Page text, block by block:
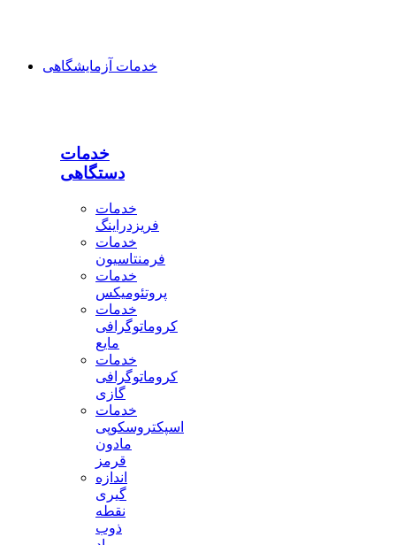
خدمات آزمایشگاهی
خدمات
دستگاهی
خدمات
فریزدراینگ
خدمات
فرمنتاسیون
خدمات
پروتئومیکس
خدمات
کروماتوگرافی
مایع
خدمات
کروماتوگرافی
گازی
خدمات
اسپکتروسکوپی
مادون
قرمز
اندازه
گیری
نقطه
ذوب